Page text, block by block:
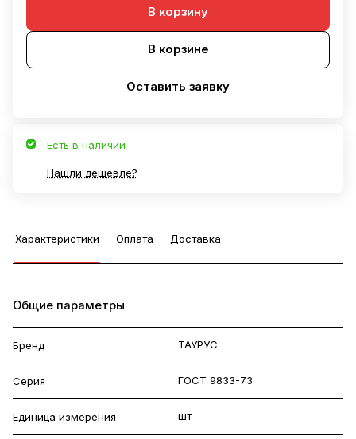
В корзину
В корзине
Оставить заявку
Есть в наличии
Нашли дешевле?
Характеристики Оплата Доставка
Общие параметры
Бренд ТАУРУС
Серия ГОСТ 9833-73
Единица измерения шт